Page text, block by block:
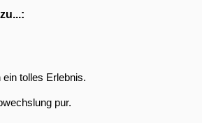
tolles Erlebnis.
pur.